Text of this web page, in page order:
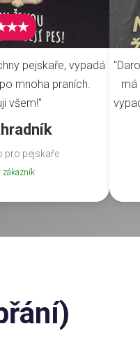
pejskaře, vypadá
mnoha praních.
všem!"
pro pejskaře
zákazník
má